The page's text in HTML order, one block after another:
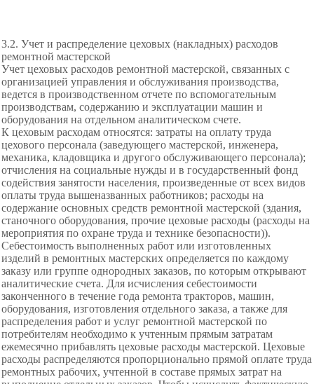
3.2. Учет и распределение цеховых (накладных) расходов
ремонтной мастерской
Учет цеховых расходов ремонтной мастерской, связанных с
организацией управления и обслуживания производства,
ведется в производственном отчете по вспомогательным
производствам, содержанию и эксплуатации машин и
оборудования на отдельном аналитическом счете.
К цеховым расходам относятся: затраты на оплату труда
цехового персонала (заведующего мастерской, инженера,
механика, кладовщика и другого обслуживающего персонала);
отчисления на социальные нужды и в государственный фонд
содействия занятости населения, произведенные от всех видов
оплаты труда вышеназванных работников; расходы на
содержание основных средств ремонтной мастерской (здания,
станочного оборудования, прочие цеховые расходы (расходы на
мероприятия по охране труда и технике безопасности)).
Себестоимость выполненных работ или изготовленных
изделий в ремонтных мастерских определяется по каждому
заказу или группе однородных заказов, по которым открывают
аналитические счета. Для исчисления себестоимости
законченного в течение года ремонта тракторов, машин,
оборудования, изготовления отдельного заказа, а также для
распределения работ и услуг ремонтной мастерской по
потребителям необходимо к учтенным прямым затратам
ежемесячно прибавлять цеховые расходы мастерской. Цеховые
расходы распределяются пропорционально прямой оплате труда
ремонтных рабочих, учтенной в составе прямых затрат на